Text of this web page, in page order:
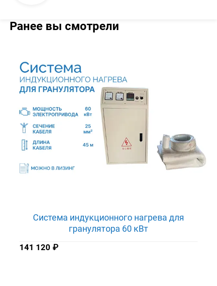
Ранее вы смотрели
Система индукционного нагрева для
гранулятора 60 кВт
141 120 ₽